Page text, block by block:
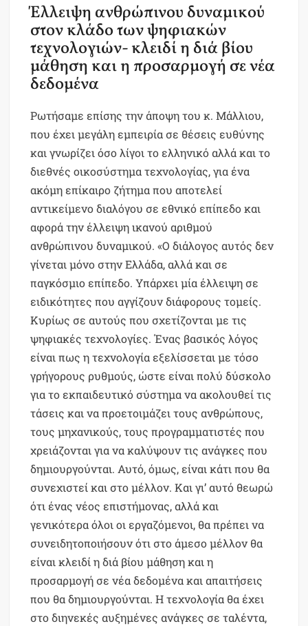
Έλλειψη ανθρώπινου δυναμικού
στον κλάδο των ψηφιακών
τεχνολογιών- κλειδί η διά βίου
μάθηση και η προσαρμογή σε νέα
δεδομένα
Ρωτήσαμε επίσης την άποψη του κ. Μάλλιου,
που έχει μεγάλη εμπειρία σε θέσεις ευθύνης
και γνωρίζει όσο λίγοι το ελληνικό αλλά και το
διεθνές οικοσύστημα τεχνολογίας, για ένα
ακόμη επίκαιρο ζήτημα που αποτελεί
αντικείμενο διαλόγου σε εθνικό επίπεδο και
αφορά την έλλειψη ικανού αριθμού
ανθρώπινου δυναμικού. «Ο διάλογος αυτός δεν
γίνεται μόνο στην Ελλάδα, αλλά και σε
παγκόσμιο επίπεδο. Υπάρχει μία έλλειψη σε
ειδικότητες που αγγίζουν διάφορους τομείς.
Κυρίως σε αυτούς που σχετίζονται με τις
ψηφιακές τεχνολογίες. Ένας βασικός λόγος
είναι πως η τεχνολογία εξελίσσεται με τόσο
γρήγορους ρυθμούς, ώστε είναι πολύ δύσκολο
για το εκπαιδευτικό σύστημα να ακολουθεί τις
τάσεις και να προετοιμάζει τους ανθρώπους,
τους μηχανικούς, τους προγραμματιστές που
χρειάζονται για να καλύψουν τις ανάγκες που
δημιουργούνται. Αυτό, όμως, είναι κάτι που θα
συνεχιστεί και στο μέλλον. Και γι’ αυτό θεωρώ
ότι ένας νέος επιστήμονας, αλλά και
γενικότερα όλοι οι εργαζόμενοι, θα πρέπει να
συνειδητοποιήσουν ότι στο άμεσο μέλλον θα
είναι κλειδί η διά βίου μάθηση και η
προσαρμογή σε νέα δεδομένα και απαιτήσεις
που θα δημιουργούνται. Η τεχνολογία θα έχει
στο διηνεκές αυξημένες ανάγκες σε ταλέντα,